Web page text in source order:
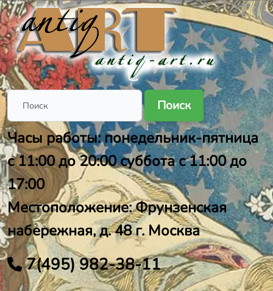
Поиск
Часы работы: понедельник-пятница
с 11:00 до 20:00 суббота с 11:00 до
17:00
Местоположение: Фрунзенская
набережная, д. 48 г. Москва
7(495) 982-38-11